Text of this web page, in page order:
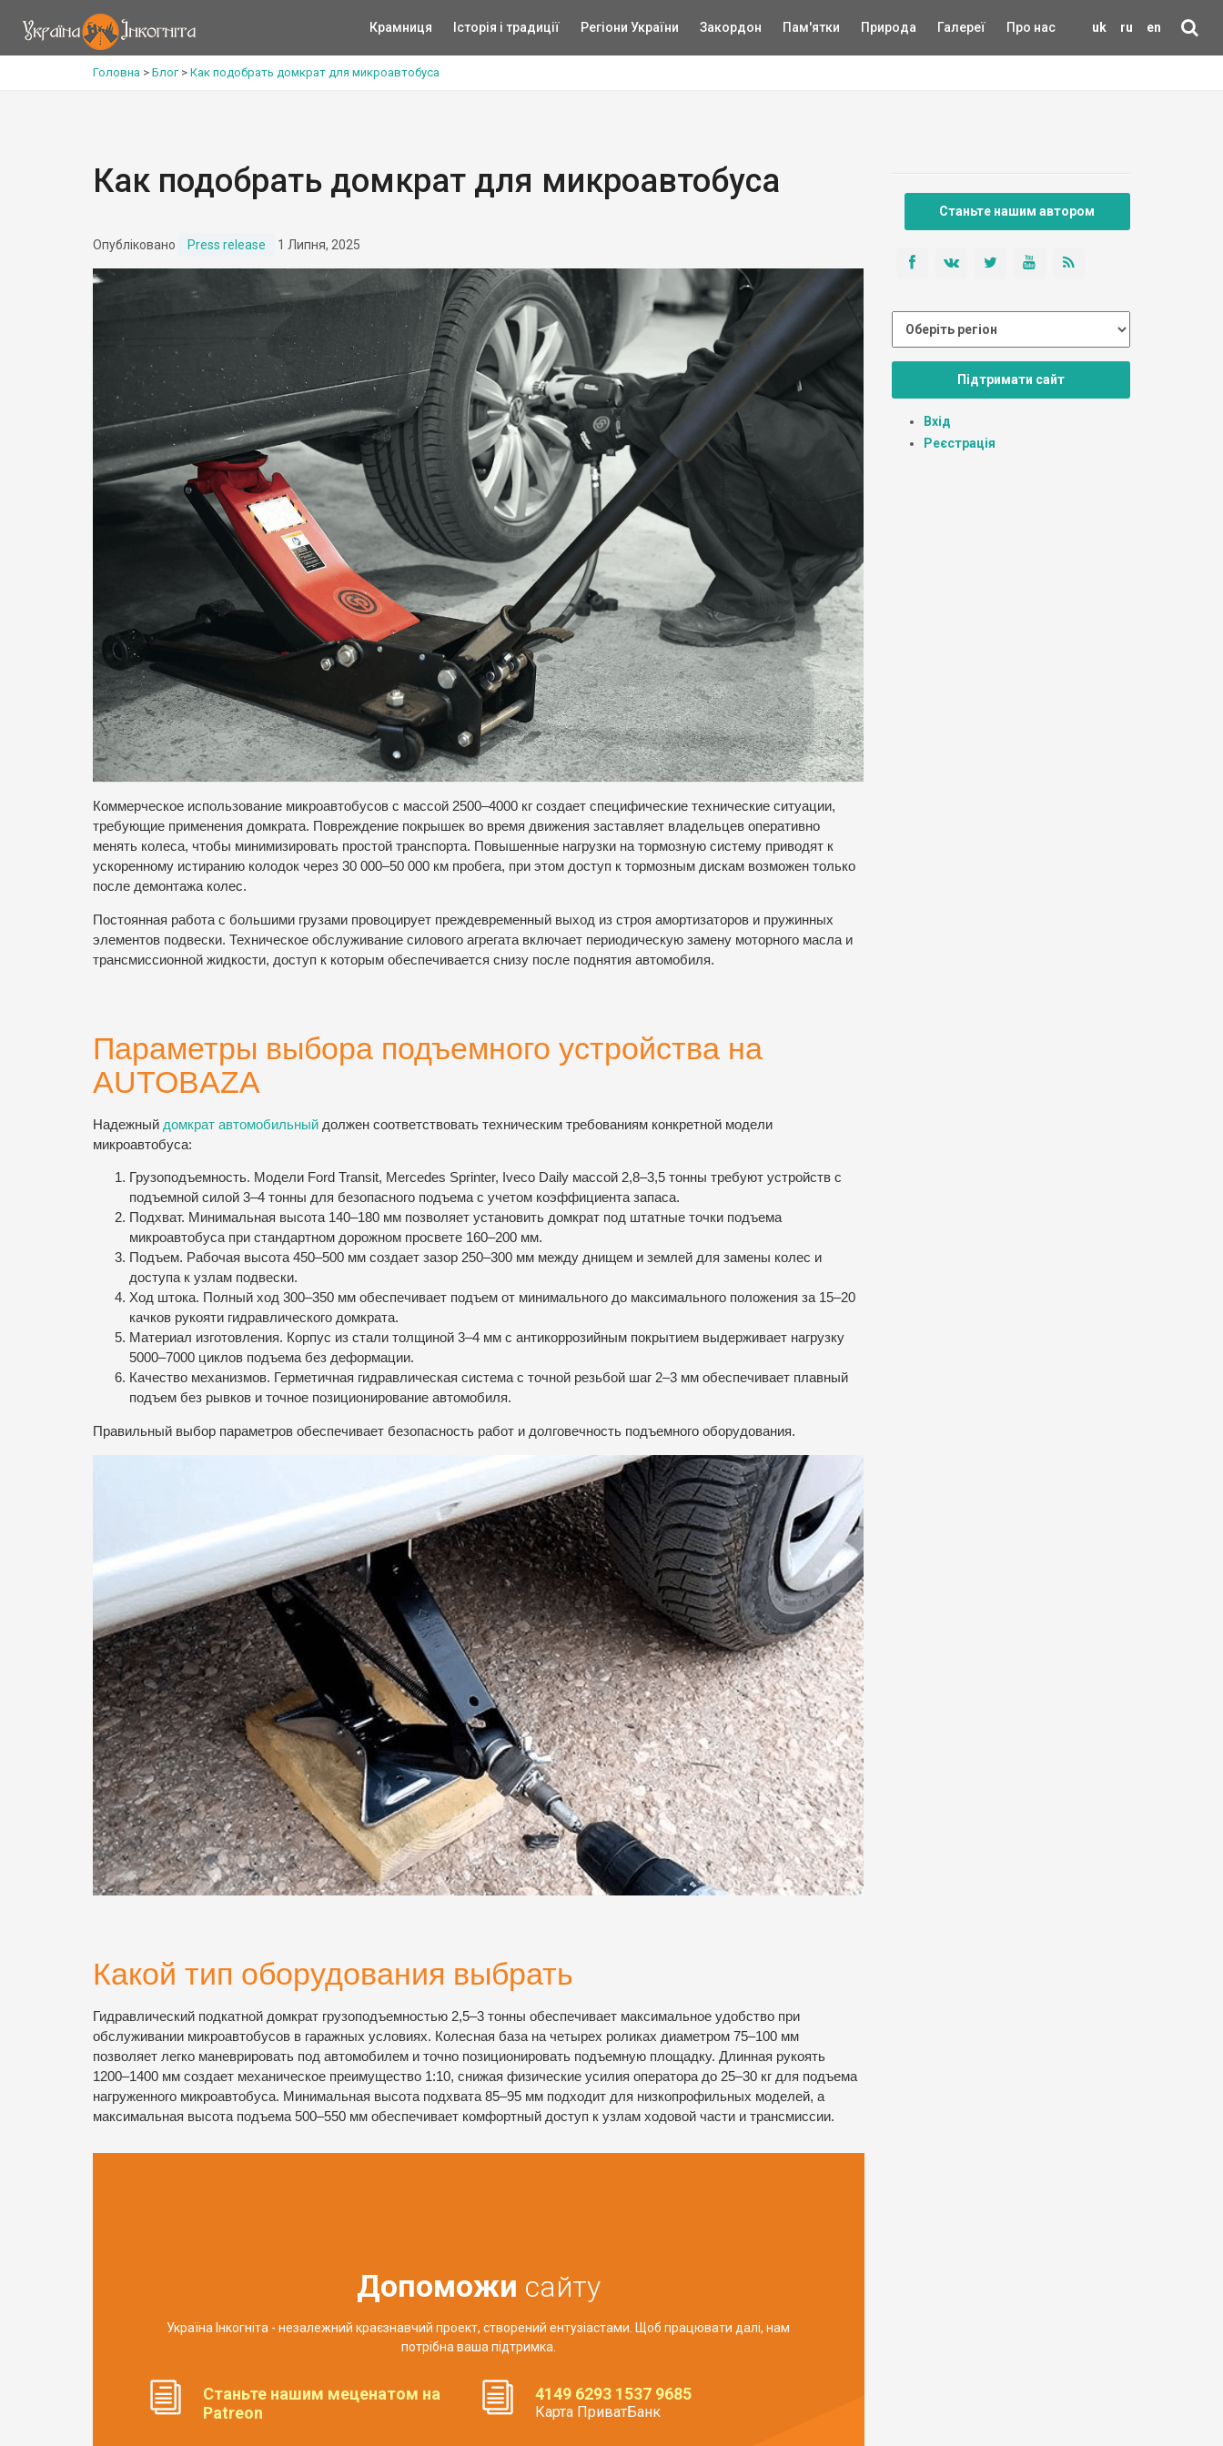
uk ru en
Крамниця Історія і традиції Регіони України Закордон Пам'ятки Природа Галереї Про нас
Головна > Блог> Как подобрать домкрат для микроавтобуса
Как подобрать домкрат для микроавтобуса
Опубліковано Press release 1 Липня, 2025
Коммерческое использование микроавтобусов с массой 2500–4000 кг создает специфические технические ситуации,
требующие применения домкрата. Повреждение покрышек во время движения заставляет владельцев оперативно
менять колеса, чтобы минимизировать простой транспорта. Повышенные нагрузки на тормозную систему приводят к
ускоренному истиранию колодок через 30 000–50 000 км пробега, при этом доступ к тормозным дискам возможен только
после демонтажа колес.
Постоянная работа с большими грузами провоцирует преждевременный выход из строя амортизаторов и пружинных
элементов подвески. Техническое обслуживание силового агрегата включает периодическую замену моторного масла и
трансмиссионной жидкости, доступ к которым обеспечивается снизу после поднятия автомобиля.
Параметры выбора подъемного устройства на
AUTOBAZA
Надежный домкрат автомобильный должен соответствовать техническим требованиям конкретной модели
микроавтобуса:
Грузоподъемность. Модели Ford Transit, Mercedes Sprinter, Iveco Daily массой 2,8–3,5 тонны требуют устройств с
подъемной силой 3–4 тонны для безопасного подъема с учетом коэффициента запаса.
Подхват. Минимальная высота 140–180 мм позволяет установить домкрат под штатные точки подъема
микроавтобуса при стандартном дорожном просвете 160–200 мм.
Подъем. Рабочая высота 450–500 мм создает зазор 250–300 мм между днищем и землей для замены колес и
доступа к узлам подвески.
Ход штока. Полный ход 300–350 мм обеспечивает подъем от минимального до максимального положения за 15–20
качков рукояти гидравлического домкрата.
Материал изготовления. Корпус из стали толщиной 3–4 мм с антикоррозийным покрытием выдерживает нагрузку
5000–7000 циклов подъема без деформации.
Качество механизмов. Герметичная гидравлическая система с точной резьбой шаг 2–3 мм обеспечивает плавный
подъем без рывков и точное позиционирование автомобиля.
Правильный выбор параметров обеспечивает безопасность работ и долговечность подъемного оборудования.
Какой тип оборудования выбрать
Гидравлический подкатной домкрат грузоподъемностью 2,5–3 тонны обеспечивает максимальное удобство при
обслуживании микроавтобусов в гаражных условиях. Колесная база на четырех роликах диаметром 75–100 мм
позволяет легко маневрировать под автомобилем и точно позиционировать подъемную площадку. Длинная рукоять
1200–1400 мм создает механическое преимущество 1:10, снижая физические усилия оператора до 25–30 кг для подъема
нагруженного микроавтобуса. Минимальная высота подхвата 85–95 мм подходит для низкопрофильных моделей, а
максимальная высота подъема 500–550 мм обеспечивает комфортный доступ к узлам ходовой части и трансмиссии.
Допоможи сайту
Україна Інкогніта - незалежний краєзнавчий проект, створений ентузіастами. Щоб працювати далі, нам
потрібна ваша підтримка.
Станьте нашим меценатом на
Patreon
4149 6293 1537 9685
Карта ПриватБанк
Станьте нашим автором
Підтримати сайт
Вхід
Реєстрація